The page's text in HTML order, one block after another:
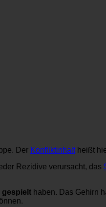
Der Konfliktinhaltheißt
Rezidive verursacht, das
gespielt haben. Das Gehirn